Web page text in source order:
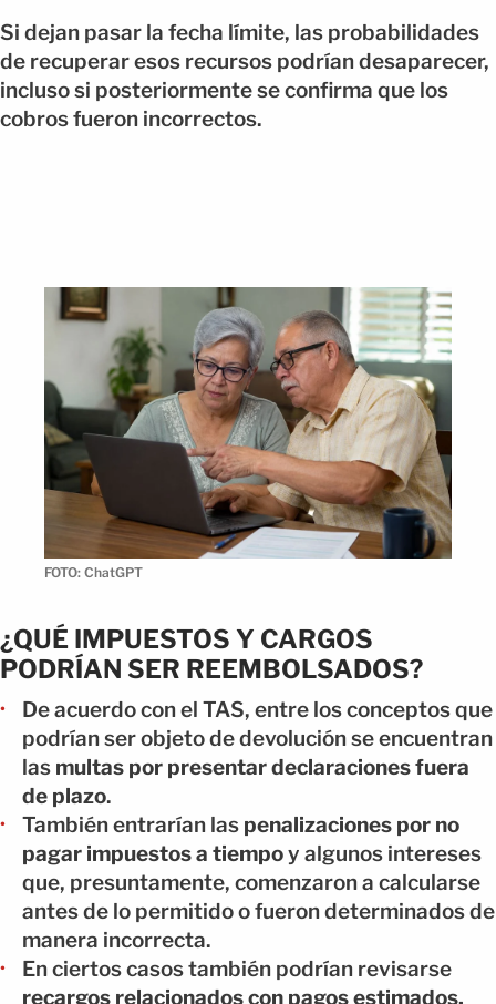
Si dejan pasar la fecha límite, las probabilidades
de recuperar esos recursos podrían desaparecer,
incluso si posteriormente se confirma que los
cobros fueron incorrectos.
FOTO: ChatGPT
¿QUÉ IMPUESTOS Y CARGOS
PODRÍAN SER REEMBOLSADOS?
De acuerdo con el TAS, entre los conceptos que
podrían ser objeto de devolución se encuentran
las multas por presentar declaraciones fuera
de plazo.
También entrarían las penalizaciones por no
pagar impuestos a tiempoy algunos intereses
que, presuntamente, comenzaron a calcularse
antes de lo permitido o fueron determinados de
manera incorrecta.
En ciertos casos también podrían revisarse
recargos relacionados con pagos estimados,